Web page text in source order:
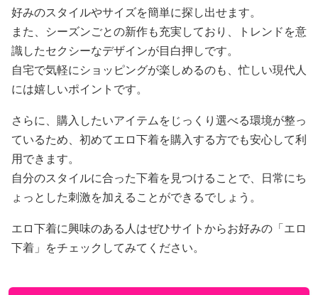
好みのスタイルやサイズを簡単に探し出せます。
また、シーズンごとの新作も充実しており、トレンドを意
識したセクシーなデザインが目白押しです。
自宅で気軽にショッピングが楽しめるのも、忙しい現代人
には嬉しいポイントです。
さらに、購入したいアイテムをじっくり選べる環境が整っ
ているため、初めてエロ下着を購入する方でも安心して利
用できます。
自分のスタイルに合った下着を見つけることで、日常にち
ょっとした刺激を加えることができるでしょう。
エロ下着に興味のある人はぜひサイトからお好みの「エロ
下着」をチェックしてみてください。